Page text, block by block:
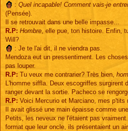
: Quel incapable! Comment vais-je
(Pensée).
Il se retrouvait dans une belle impasse...
R.P: Hombre , elle pue, ton histoire. Enfin,
Will?
: Je te l'ai dit, il ne viendra pas.
Mendoza eut un pressentiment. Les
pas louper.
R.P: Tu veux me contrarier? Très bien,
L'homme siffla. Deux escogriffes surgirent
ranger devant la sortie. Pacheco se
R.P: Voici Mercurio et Marciano, mes p'tits
Il avait glissé une main épaisse comme
Petits, les neveux ne l'étaient pas
format que leur oncle, ils présentaient un